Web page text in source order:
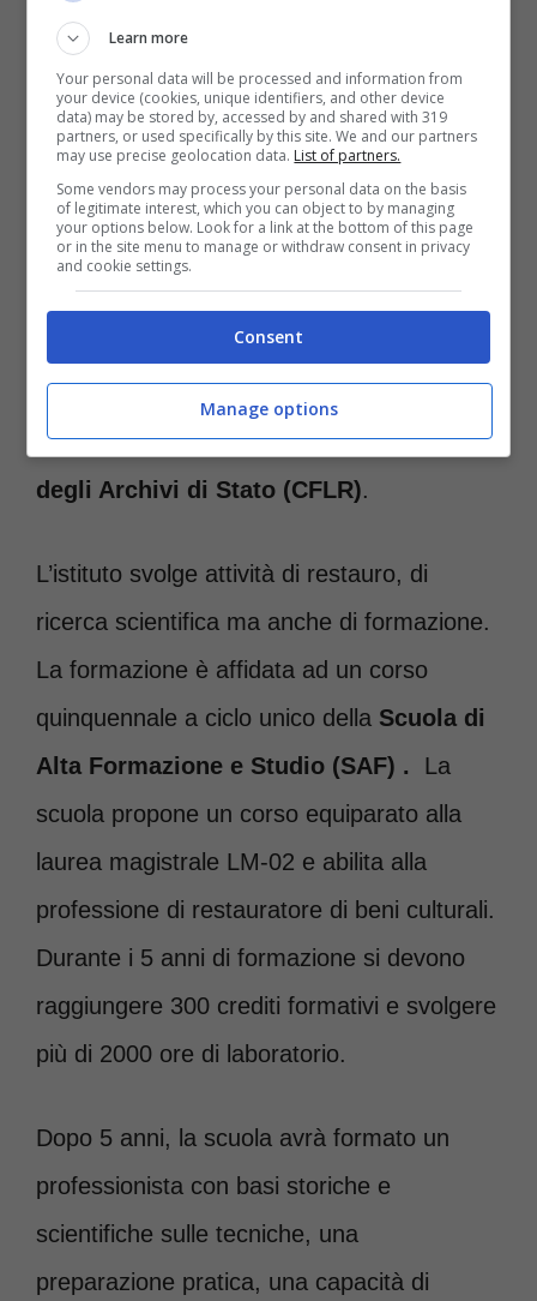
Come funziona l’arte del restauro a Roma-Romanews.it
Ci troviamo nella capitale romana dove nel
2007 nasce questo istituto dalla fusione di
l’Istituto centrale di
patologia del libro (ICPL)
fotoriproduzione legatoria e restauro
degli Archivi di Stato (CFLR).
L’istituto svolge attività di restauro, di
ricerca scientifica ma anche di formazione.
La formazione è affidata ad un corso
quinquennale a ciclo unico della Scuola di
Alta Formazione e Studio (SAF) . La
scuola propone un corso equiparato alla
laurea magistrale LM-02 e abilita alla
professione di restauratore di beni culturali.
Durante i 5 anni di formazione si devono
raggiungere 300 crediti formativi e svolgere
più di 2000 ore di laboratorio.
Dopo 5 anni, la scuola avrà formato un
professionista con basi storiche e
scientifiche sulle tecniche, una
preparazione pratica, una capacità di
Learn more
Your personal data will be processed and information from
your device (cookies, unique identifiers, and other device
data) may be stored by, accessed by and shared with 319
partners, or used specifically by this site. We and our partners
may use precise geolocation data. List of partners.
Some vendors may process your personal data on the basis
of legitimate interest, which you can object to by managing
your options below. Look for a link at the bottom of this page
or in the site menu to manage or withdraw consent in privacy
and cookie settings.
Consent
Manage options